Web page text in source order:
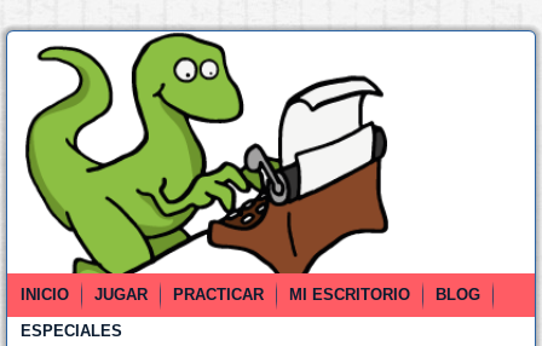
INICIO JUGAR PRACTICAR MI ESCRITORIO
BLOG
ESPECIALES